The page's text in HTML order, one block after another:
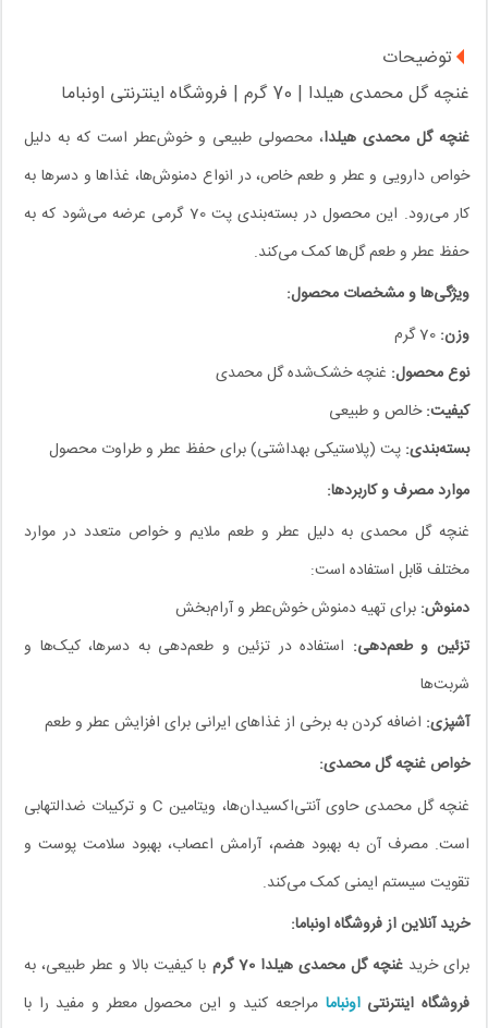
توضیحات
غنچه گل محمدی هیلدا | 70 گرم | فروشگاه اینترنتی اونباما
غنچه گل محمدی هیلدا، محصولی طبیعی و خوش‌عطر است که به دلیل
خواص دارویی و عطر و طعم خاص، در انواع دمنوش‌ها، غذاها و دسرها به
کار می‌رود. این محصول در بسته‌بندی پت 70 گرمی عرضه می‌شود که به
حفظ عطر و طعم گل‌ها کمک می‌کند.
ویژگی‌ها و مشخصات محصول:
وزن:
نوع محصول: غنچه خشک‌شده گل محمدی
کیفیت:خالص و طبیعی
بسته‌بندی: پت (پلاستیکی بهداشتی) برای حفظ عطر و طراوت محصول
موارد مصرف و کاربردها:
غنچه گل محمدی به دلیل عطر و طعم ملایم و خواص متعدد در موارد
مختلف قابل استفاده است:
دمنوش: برای تهیه دمنوش خوش‌عطر و آرام‌بخش
تزئین و طعم‌دهی: استفاده در تزئین و طعم‌دهی به دسرها، کیک‌ها و
شربت‌ها
آشپزی: اضافه کردن به برخی از غذاهای ایرانی برای افزایش عطر و طعم
خواص غنچه گل محمدی:
غنچه گل محمدی حاوی آنتی‌اکسیدان‌ها، ویتامین C و ترکیبات ضدالتهابی
است. مصرف آن به بهبود هضم، آرامش اعصاب، بهبود سلامت پوست و
تقویت سیستم ایمنی کمک می‌کند.
خرید آنلاین از فروشگاه اونباما:
برای خریدغنچه گل محمدی هیلدا 70 گرم
با کیفیت بالا و عطر طبیعی، به
فروشگاه اینترنتیاونباما مراجعه کنید و این محصول معطر و مفید را با